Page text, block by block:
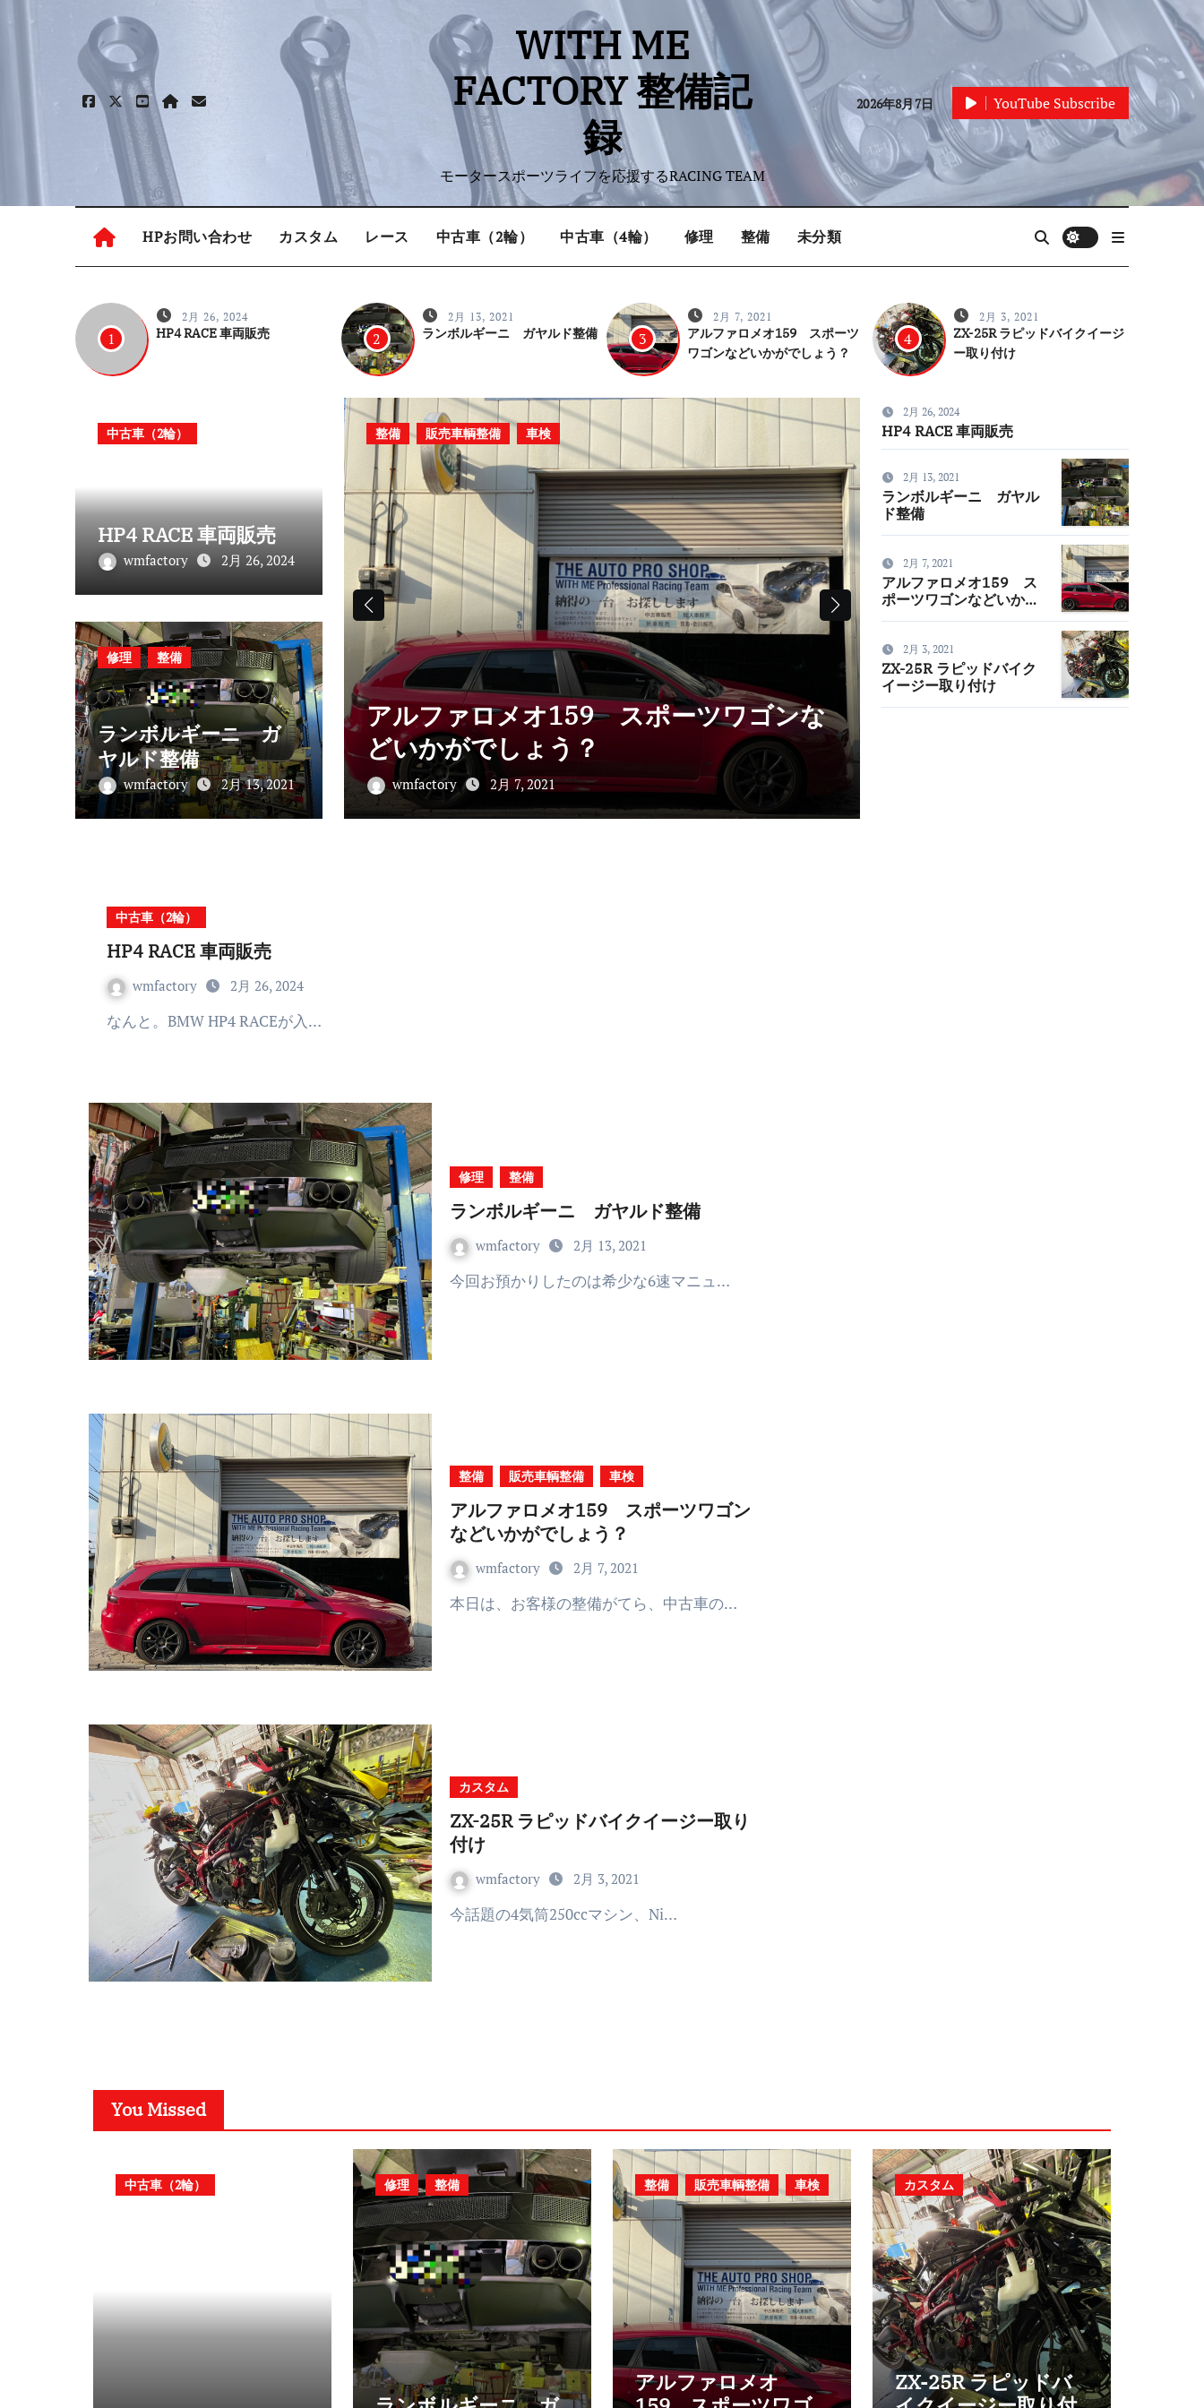
WITH ME
FACTORY 整備記
録
モータースポーツライフを応援するRACING TEAM
2026年8月7日 YouTube Subscribe
HPお問い合わせ カスタム レース 中古車（2輪） 中古車（4輪） 修理 整備 未分類
1
2月 26, 2024
HP4 RACE 車両販売 2
2月 13, 2021
ランボルギーニ ガヤルド整備 3
2月 7, 2021
アルファロメオ159 スポーツ
ワゴンなどいかがでしょう？
4
2月 3, 2021
ZX-25R ラピッドバイクイージ
ー取り付け
中古車（2輪）
HP4 RACE 車両販売
wmfactory 2月 26, 2024
修理 整備
ランボルギーニ ガ
ヤルド整備
wmfactory 2月 13, 2021
ニ ガヤルド整備
整備 販売車輌整備 車検
アルファロメオ159 スポーツワゴンな
どいかがでしょう？
wmfactory 2月 7, 2021
カスタム
ZX-25R ラピッドバイクイ
2月 26, 2024
HP4 RACE 車両販売
2月 13, 2021
ランボルギーニ ガヤル
ド整備
2月 7, 2021
アルファロメオ159 ス
ポーツワゴンなどいかが
2月 3, 2021
ZX-25R ラピッドバイク
イージー取り付け
中古車（2輪）
HP4 RACE 車両販売
wmfactory 2月 26, 2024
なんと。BMW HP4 RACEが入…
修理 整備
ランボルギーニ ガヤルド整備
wmfactory 2月 13, 2021
今回お預かりしたのは希少な6速マニュ…
整備 販売車輌整備 車検
アルファロメオ159 スポーツワゴン
などいかがでしょう？
wmfactory 2月 7, 2021
本日は、お客様の整備がてら、中古車の…
カスタム
ZX-25R ラピッドバイクイージー取り
付け
wmfactory 2月 3, 2021
今話題の4気筒250ccマシン、Ni…
You Missed
中古車（2輪） 修理 整備 整備 販売車輌整備 車検
アルファロメオ
カスタム
ZX-25R ラピッドバ